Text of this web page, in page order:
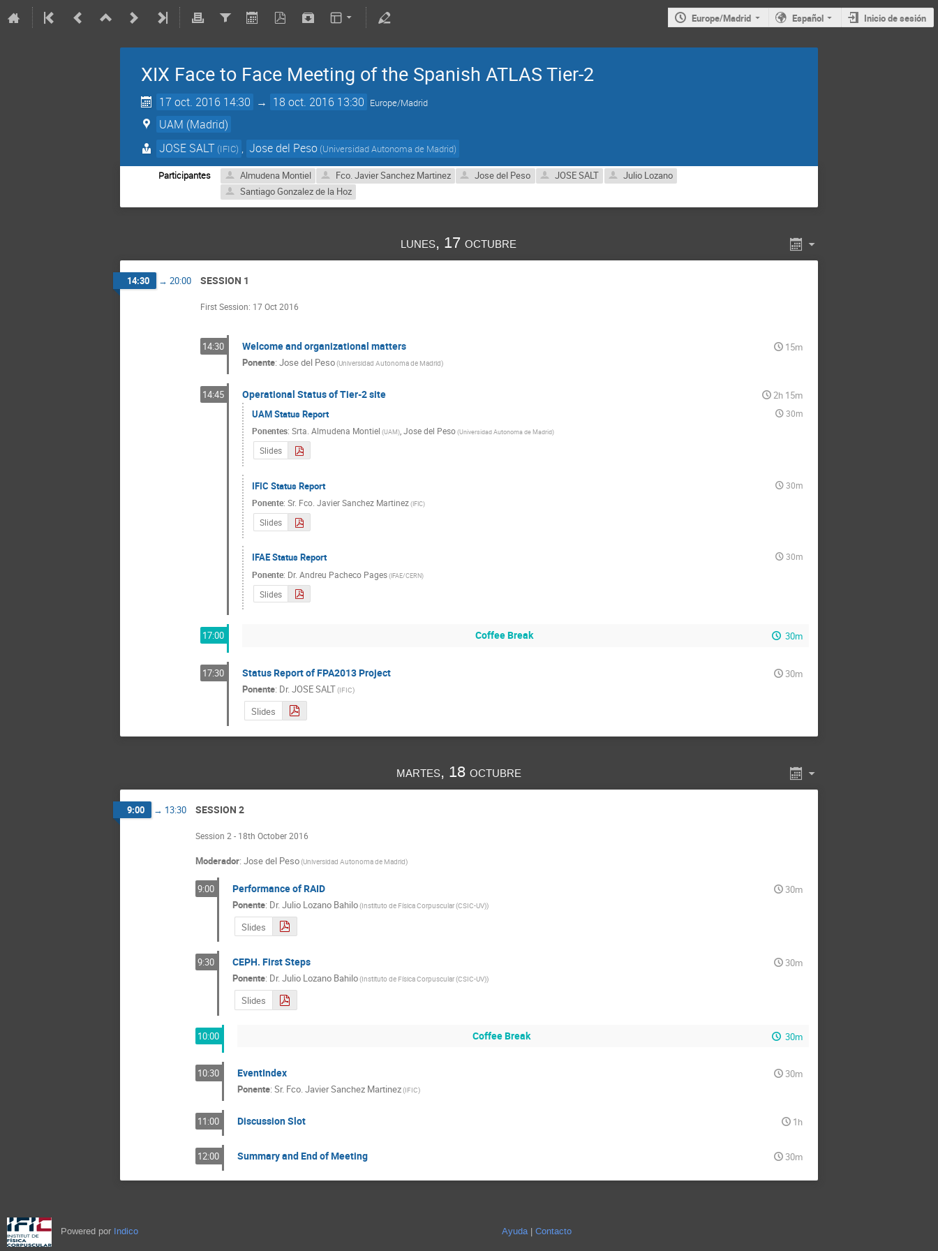
Europe/Madrid Español Inicio de sesión
XIX Face to Face Meeting of the Spanish ATLAS Tier-2
17 oct. 2016 14:30 → 18 oct. 2016 13:30 Europe/Madrid
UAM (Madrid)
JOSE SALT (IFIC) , Jose del Peso (Universidad Autonoma de Madrid)
Participantes Almudena Montiel Fco. Javier Sanchez Martinez Jose del Peso JOSE SALT
Julio Lozano
Santiago Gonzalez de la Hoz
lunes, 17 octubre
14:30 → 20:00 SESSION 1
First Session: 17 Oct 2016
14:30 Welcome and organizational matters
15m
Ponente: Jose del Peso(Universidad Autonoma de Madrid)
14:45 Operational Status of Tier-2 site
2h 15m
UAM Status Report
30m
Ponentes: Srta. Almudena Montiel (UAM), Jose del Peso(Universidad Autonoma de Madrid)
Slides
IFIC Status Report
30m
Ponente: Sr. Fco. Javier Sanchez Martinez(IFIC)
Slides
IFAE Status Report
30m
Ponente: Dr. Andreu Pacheco Pages(IFAE/CERN)
Slides
17:00 Coffee Break 30m
17:30 Status Report of FPA2013 Project
30m
Ponente: Dr.JOSE SALT(IFIC)
Slides
martes, 18 octubre
9:00 → 13:30 SESSION 2
Session 2 - 18th October 2016
Moderador: Jose del Peso(Universidad Autonoma de Madrid)
9:00 Performance of RAID
30m
Ponente: Dr.Julio Lozano Bahilo(Instituto de Física Corpuscular (CSIC-UV))
Slides
9:30 CEPH. First Steps
30m
Ponente: Dr.Julio Lozano Bahilo(Instituto de Física Corpuscular (CSIC-UV))
Slides
10:00 Coffee Break 30m
10:30 EventIndex
30m
Ponente: Sr. Fco. Javier Sanchez Martinez(IFIC)
11:00 Discussion Slot 1h
12:00 Summary and End of Meeting 30m
Powered por Indico Ayuda Contacto